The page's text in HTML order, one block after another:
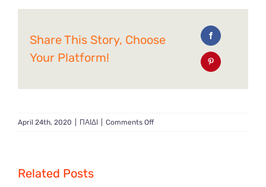
Share This Story, Choose
Your Platform!
April 24th, 2020 ΠΑΙΔΙ Comments Offon
Related Posts